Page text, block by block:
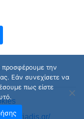
προσφέρουμε την
Εάν συνεχίσετε να
πως είστε